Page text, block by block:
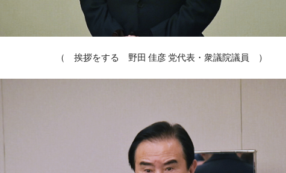
（ 挨拶をする 野田 佳彦 党代表・衆議院議員 ）